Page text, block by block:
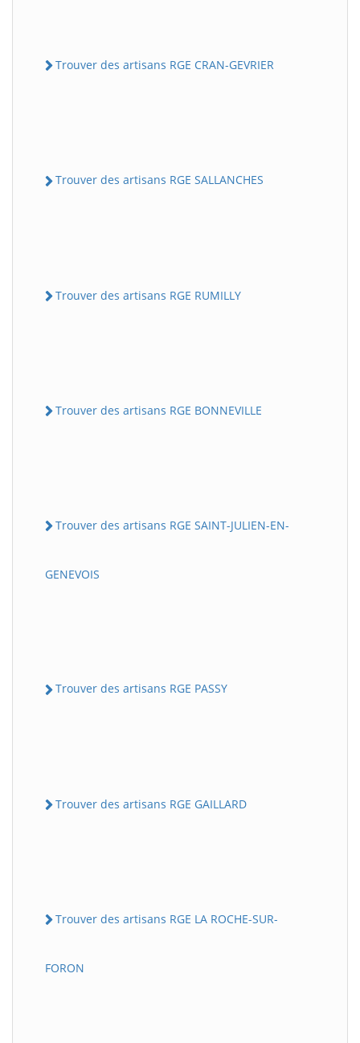
Trouver des artisans RGE CRAN-GEVRIER
Trouver des artisans RGE SALLANCHES
Trouver des artisans RGE RUMILLY
Trouver des artisans RGE BONNEVILLE
Trouver des artisans RGE SAINT-JULIEN-EN-
GENEVOIS
Trouver des artisans RGE PASSY
Trouver des artisans RGE GAILLARD
Trouver des artisans RGE LA ROCHE-SUR-
FORON